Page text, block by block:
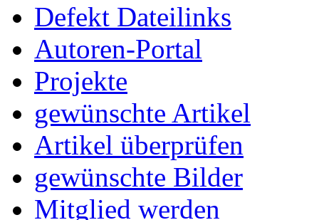
Defekt Dateilinks
Autoren-Portal
Projekte
gewünschte Artikel
Artikel überprüfen
gewünschte Bilder
Mitglied werden